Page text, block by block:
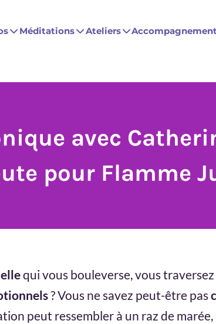
Méditations Ateliers
avec
pour Flamme
qui vous bouleverse, vous
? Vous ne savez peut-être pas
peut ressembler à un raz de